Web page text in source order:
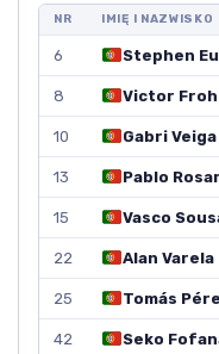
NR IMIĘ I NAZWISKO
6 Stephen
8 Victor
10 Gabri Veiga
13 Pablo
15 Vasco
22 Alan Varela
25 Tomás
42 Seko